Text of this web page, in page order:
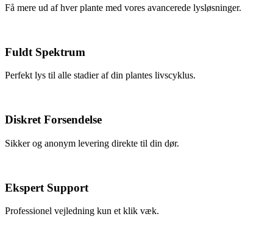
Få mere ud af hver plante med vores avancerede lysløsninger.
Fuldt Spektrum
Perfekt lys til alle stadier af din plantes livscyklus.
Diskret Forsendelse
Sikker og anonym levering direkte til din dør.
Ekspert Support
Professionel vejledning kun et klik væk.